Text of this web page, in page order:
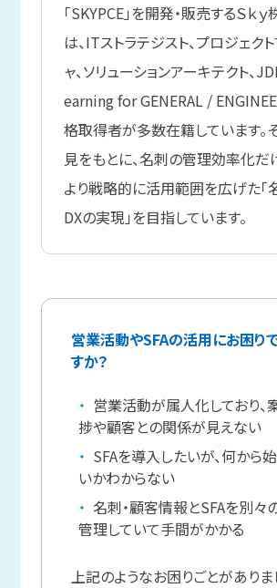
「SKYPCE」を開発・販売するＳｋ
は、ITストラテジスト、プロジェク
ャ、ソリューションアーキテクト、
earning for GENERAL /
格取得者が多数在籍しています。
見をもとに、名刺の管理効率化だ
より戦略的に活用範囲を広げた「
DXの実現」を目指しています。
営業活動やSFAの活用にお困り
すか？
営業活動が属人化しており、
捗や顧客との関係が見えない
SFAを導入したいが、何から
いかわからない
名刺・顧客情報とSFAを別々
管理していて手間がかかる
上記のようなお困りごとがありま